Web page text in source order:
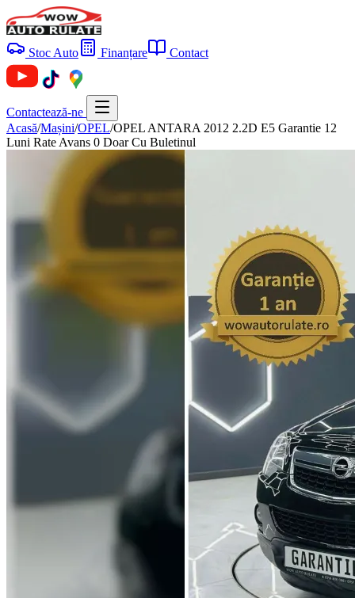
Stoc Auto Finanțare Contact
Contactează-ne
Acasă/Mașini/OPEL/OPEL ANTARA 2012 2.2D E5 Garantie 12
Luni Rate Avans 0 Doar Cu Buletinul